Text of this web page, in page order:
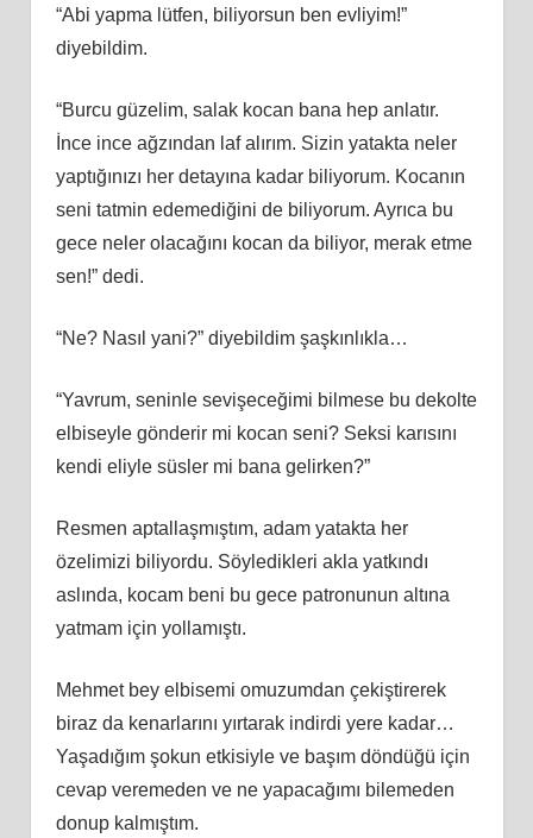
“Abi yapma lütfen, biliyorsun ben evliyim!”
diyebildim.
“Burcu güzelim, salak kocan bana hep anlatır.
İnce ince ağzından laf alırım. Sizin yatakta neler
yaptığınızı her detayına kadar biliyorum. Kocanın
seni tatmin edemediğini de biliyorum. Ayrıca bu
gece neler olacağını kocan da biliyor, merak etme
sen!” dedi.
“Ne? Nasıl yani?” diyebildim şaşkınlıkla…
“Yavrum, seninle sevişeceğimi bilmese bu dekolte
elbiseyle gönderir mi kocan seni? Seksi karısını
kendi eliyle süsler mi bana gelirken?”
Resmen aptallaşmıştım, adam yatakta her
özelimizi biliyordu. Söyledikleri akla yatkındı
aslında, kocam beni bu gece patronunun altına
yatmam için yollamıştı.
Mehmet bey elbisemi omuzumdan çekiştirerek
biraz da kenarlarını yırtarak indirdi yere kadar…
Yaşadığım şokun etkisiyle ve başım döndüğü için
cevap veremeden ve ne yapacağımı bilemeden
donup kalmıştım.